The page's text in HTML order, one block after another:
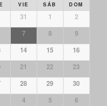
VIE SÁB DOM
31 1
2
7 8
9
14 15
16
21 22
23
28 29
30
4 5 6